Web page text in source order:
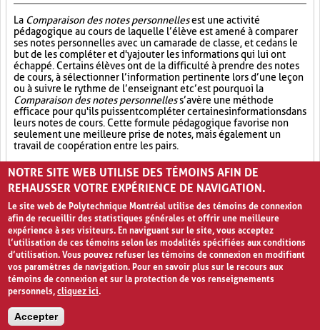
La Comparaison des notes personnellesest une activité
pédagogique au cours de laquelle l’élève est amené à comparer
ses notes personnelles avec un camarade de classe, et ce dans le
but de les compléter et d'y ajouter les informations qui lui ont
échappé. Certains élèves ont de la difficulté à prendre des notes
de cours, à sélectionner l’information pertinente lors d’une leçon
ou à suivre le rythme de l’enseignant et c’est pourquoi la
Comparaison des notes personnelless’avère une méthode
efficace pour qu'ils puissent compléter certaines informations dans
leurs notes de cours. Cette formule pédagogique favorise non
seulement une meilleure prise de notes, mais également un
travail de coopération entre les pairs.
Partage (13) Synthèse (19) Analyse critique (12)
NOTRE SITE WEB UTILISE DES TÉMOINS AFIN DE
REHAUSSER VOTRE EXPÉRIENCE DE NAVIGATION.
Le site web de Polytechnique Montréal utilise des témoins de connexion
afin de recueillir des statistiques générales et offrir une meilleure
expérience à ses visiteurs. En naviguant sur le site, vous acceptez
l’utilisation de ces témoins selon les modalités spécifiées aux conditions
d’utilisation. Vous pouvez refuser les témoins de connexion en modifiant
vos paramètres de navigation. Pour en savoir plus sur le recours aux
témoins de connexion et sur la protection de vos renseignements
personnels,cliquez ici.
Accepter